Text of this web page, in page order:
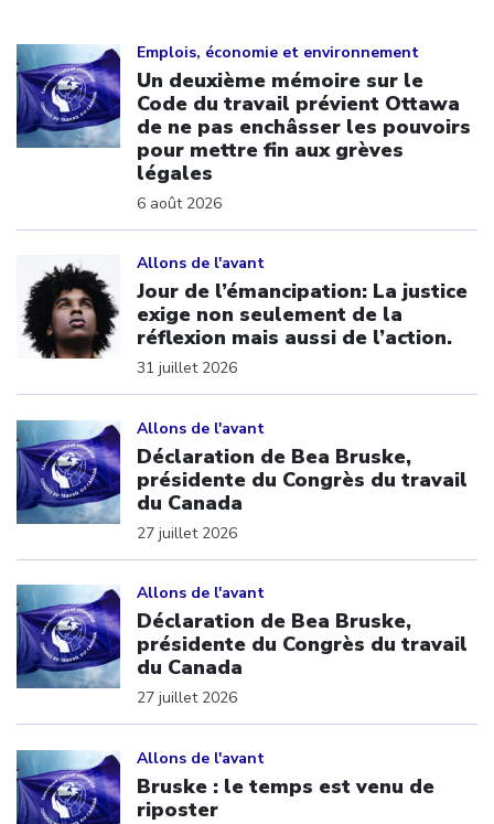
Emplois, économie et environnement
Un deuxième mémoire sur le
Code du travail prévient Ottawa
de ne pas enchâsser les pouvoirs
pour mettre fin aux grèves
légales
6 août 2026
Allons de l'avant
Jour de l’émancipation: La justice
exige non seulement de la
réflexion mais aussi de l’action.
31 juillet 2026
Allons de l'avant
Déclaration de Bea Bruske,
présidente du Congrès du travail
du Canada
27 juillet 2026
Allons de l'avant
Déclaration de Bea Bruske,
présidente du Congrès du travail
du Canada
27 juillet 2026
Allons de l'avant
Bruske : le temps est venu de
riposter